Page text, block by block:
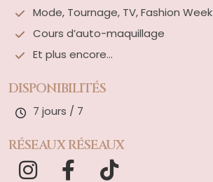
Mode, Tournage, TV, Fashion Week
Cours d’auto-maquillage
Et plus encore...
DISPONIBILITÉS
7 jours / 7
RÉSEAUX RÉSEAUX